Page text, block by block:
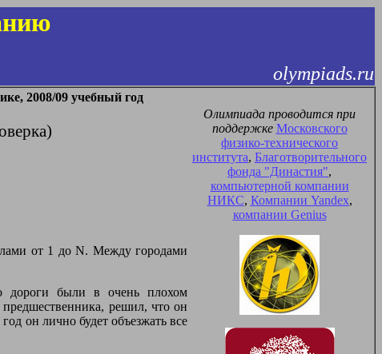
olympiads.ru
Олимпиада проводится при
поддержке Московского
физико-технического
института, Благотворительного
фонда "Династия",
компьютерной компании
НИКС, Компании Yandex,
компании Genius
2008/09 учебный год
от 1 до N. Между городами
дороги были в очень плохом
решил, что он
он лично будет объезжать все